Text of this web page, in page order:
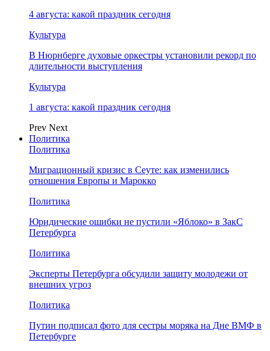
4 августа: какой праздник сегодня
Культура
В Нюрнберге духовые оркестры установили рекорд по
длительности выступления
Культура
1 августа: какой праздник сегодня
Prev Next
Политика
Политика
Миграционный кризис в Сеуте: как изменились
отношения Европы и Марокко
Политика
Юридические ошибки не пустили «Яблоко» в ЗакС
Петербурга
Политика
Эксперты Петербурга обсудили защиту молодежи от
внешних угроз
Политика
Путин подписал фото для сестры моряка на Дне ВМФ в
Петербурге